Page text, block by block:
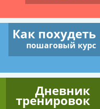
Как похудеть
пошаговый курс
Дневник
тренировок